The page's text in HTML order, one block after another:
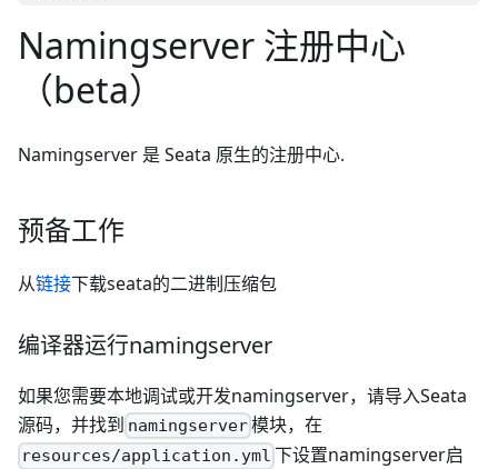
Namingserver 注册中心
（beta）
Namingserver 是 Seata 原生的注册中心.
预备工作
从链接下载seata的二进制压缩包
编译器运行namingserver
如果您需要本地调试或开发namingserver，请导入Seata
源码，并找到 namingserver模块，在
resources/application.yml 下设置namingserver启